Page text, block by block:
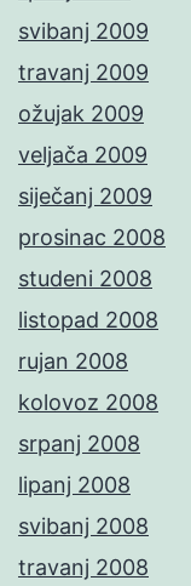
svibanj 2009
travanj 2009
ožujak 2009
veljača 2009
siječanj 2009
prosinac 2008
studeni 2008
listopad 2008
rujan 2008
kolovoz 2008
srpanj 2008
lipanj 2008
svibanj 2008
travanj 2008